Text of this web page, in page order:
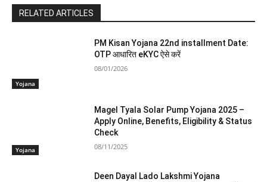
RELATED ARTICLES
Yojana
PM Kisan Yojana 22nd installment Date:
OTP आधारित eKYC ऐसे करें
08/01/2026
Yojana
Magel Tyala Solar Pump Yojana 2025 –
Apply Online, Benefits, Eligibility & Status
Check
08/11/2025
Deen Dayal Lado Lakshmi Yojana